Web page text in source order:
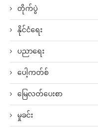
တိုက်ပွဲ
နိုင်ငံရေး
ပညာရေး
ပေါ့ကတ်စ်
မြေလတ်ပေးစာ
မှုခင်း